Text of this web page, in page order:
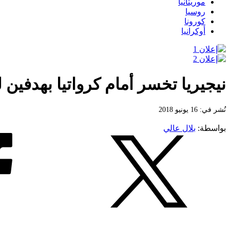
روسيا
كورونا
أوكرانيا
نيجيريا تخسر أمام كرواتيا
نُشر في: 16 يونيو 2018
بواسطة: بلال عالي